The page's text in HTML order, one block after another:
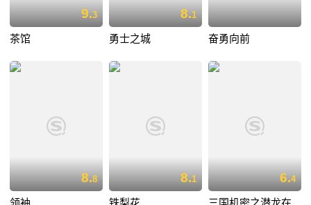
9.3
茶馆
8.1
勇士之城 奋勇向前
8.8 8.1 6.4